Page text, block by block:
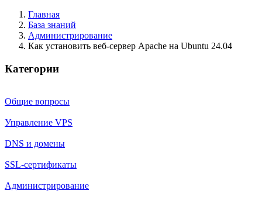
Главная
База знаний
Администрирование
Как установить веб-сервер Apache на Ubuntu 24.04
Категории
Общие вопросы
Управление VPS
DNS и домены
SSL-сертификаты
Администрирование